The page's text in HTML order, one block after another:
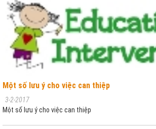
Một số lưu ý cho việc can thiệp
3-2-2017
Một số lưu ý cho việc can thiệp